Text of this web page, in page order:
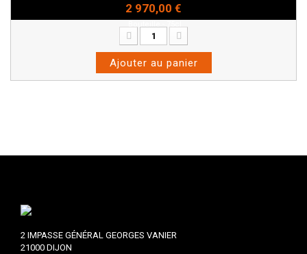
2 970,00 €
Ajouter au panier
2 IMPASSE GÉNÉRAL GEORGES VANIER
21000 DIJON